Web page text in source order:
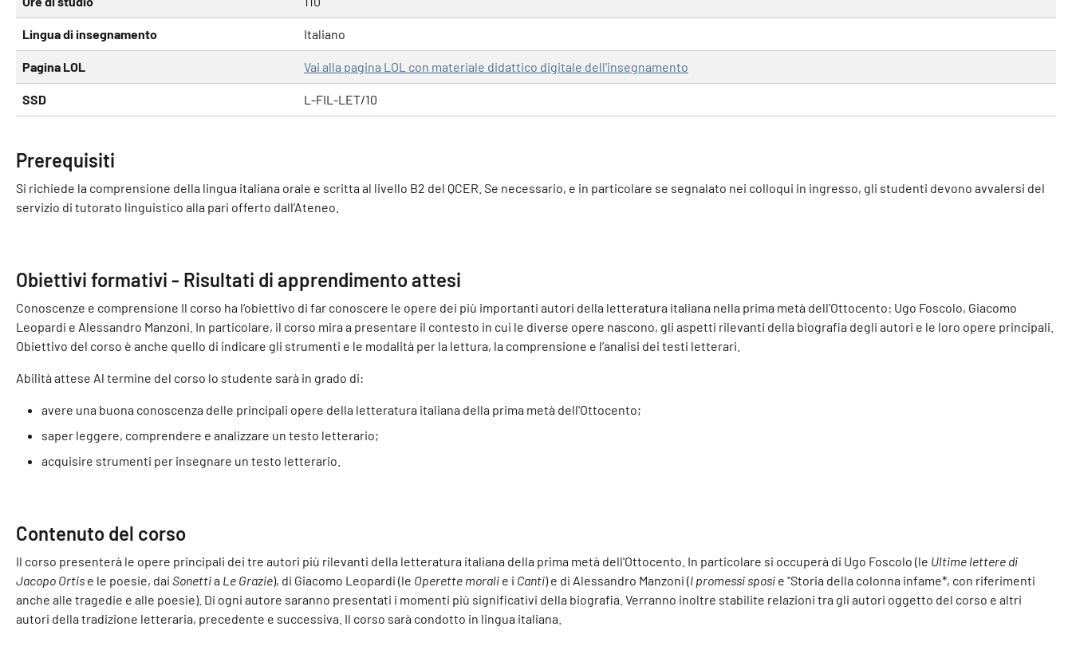
Lingua di insegnamento Italiano
Pagina LOL Vai alla pagina LOL con materiale didattico digitale dell'insegnamento
SSD L-FIL-LET/10
Prerequisiti
Si richiede la comprensione della lingua italiana orale e scritta al livello B2 del QCER. Se necessario, e in particolare se segnalato nei colloqui in ingresso, gli studenti devono avvalersi del
servizio di tutorato linguistico alla pari offerto dall’Ateneo.
Obiettivi formativi - Risultati di apprendimento attesi
Conoscenze e comprensione Il corso ha l’obiettivo di far conoscere le opere dei più importanti autori della letteratura italiana nella prima metà dell'Ottocento: Ugo Foscolo, Giacomo
Leopardi e Alessandro Manzoni. In particolare, il corso mira a presentare il contesto in cui le diverse opere nascono, gli aspetti rilevanti della biografia degli autori e le loro opere principali.
Obiettivo del corso è anche quello di indicare gli strumenti e le modalità per la lettura, la comprensione e l’analisi dei testi letterari.
Abilità attese Al termine del corso lo studente sarà in grado di:
avere una buona conoscenza delle principali opere della letteratura italiana della prima metà dell'Ottocento;
saper leggere, comprendere e analizzare un testo letterario;
acquisire strumenti per insegnare un testo letterario.
Contenuto del corso
Il corso presenterà le opere principali dei tre autori più rilevanti della letteratura italiana della prima metà dell'Ottocento. In particolare si occuperà di Ugo Foscolo (le Ultime lettere di
Jacopo Ortis e le poesie, dai Sonettia Le Grazie), di Giacomo Leopardi (le Operette morali e i Canti) e di Alessandro Manzoni (I promessi sposi e "Storia della colonna infame*, con riferimenti
anche alle tragedie e alle poesie). Di ogni autore saranno presentati i momenti più significativi della biografia. Verranno inoltre stabilite relazioni tra gli autori oggetto del corso e altri
autori della tradizione letteraria, precedente e successiva. Il corso sarà condotto in lingua italiana.